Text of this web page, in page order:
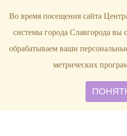
bibl-serv@mail.ru
Во время посещения сайта
системы города Славгорода вы
обрабатываем ваши
метрических